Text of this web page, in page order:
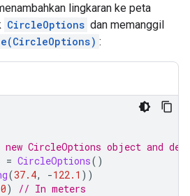
lingkaran ke peta
CircleOptions dan memanggil
:
CircleOptions object and
= CircleOptions()
(37.4, -122.1 ))
) // In meters